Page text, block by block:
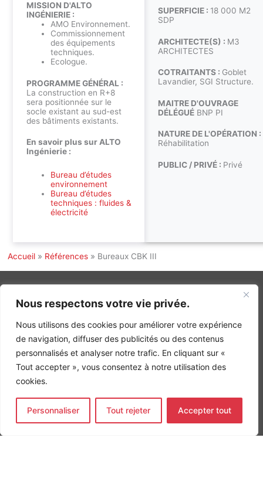
Nous respectons votre vie privée.
Nous utilisons des cookies pour améliorer votre expérience
de navigation, diffuser des publicités ou des contenus
personnalisés et analyser notre trafic. En cliquant sur «
Tout accepter », vous consentez à notre utilisation des
cookies.
Personnaliser Tout rejeter Accepter tout
SUPERFICIE : 18 000 M2
SDP
ARCHITECTE(S) : M3
ARCHITECTES
COTRAITANTS : Goblet
Lavandier, SGI Structure.
MAITRE D'OUVRAGE
DÉLÉGUÉBNP PI
NATURE DE L'OPÉRATION :
Réhabilitation
PUBLIC / PRIVÉ : Privé
MISSION D'ALTO
INGÉNIERIE :
AMO Environnement.
Commissionnement
des équipements
techniques.
Ecologue.
PROGRAMME GÉNÉRAL :
La construction en R+8
sera positionnée sur le
socle existant au sud-est
des bâtiments existants.
En savoir plus sur ALTO
Ingénierie :
Bureau d’études
environnement
Bureau d’études
techniques : fluides &
électricité
Accueil » Références » Bureaux CBK III
CONCEVONS, ENSEMBLE, L’ENVIRONNEMENT BÂTI DE DEMAIN
CONTACT
L
k
e
d
I
t
a
g
F
e
o
Nos agences
Bureau d'études Île de France